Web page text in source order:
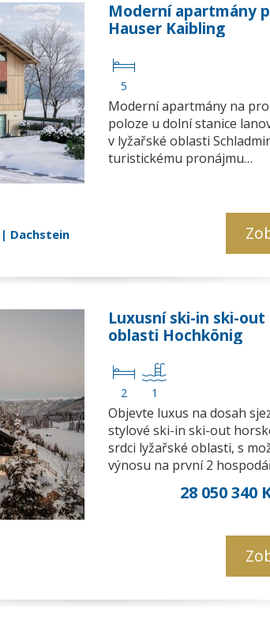
Moderní apartmány
Hauser Kaibling
5
Moderní apartmány na
poloze u dolní stanice
v lyžařské oblasti
turistickému pronájmu…
Dachstein
Luxusní ski-in ski-
oblasti Hochkönig
2 1
Objevte luxus na dosah
stylové ski-in ski-out
srdci lyžařské oblasti, s
výnosu na první 2
28 050 340